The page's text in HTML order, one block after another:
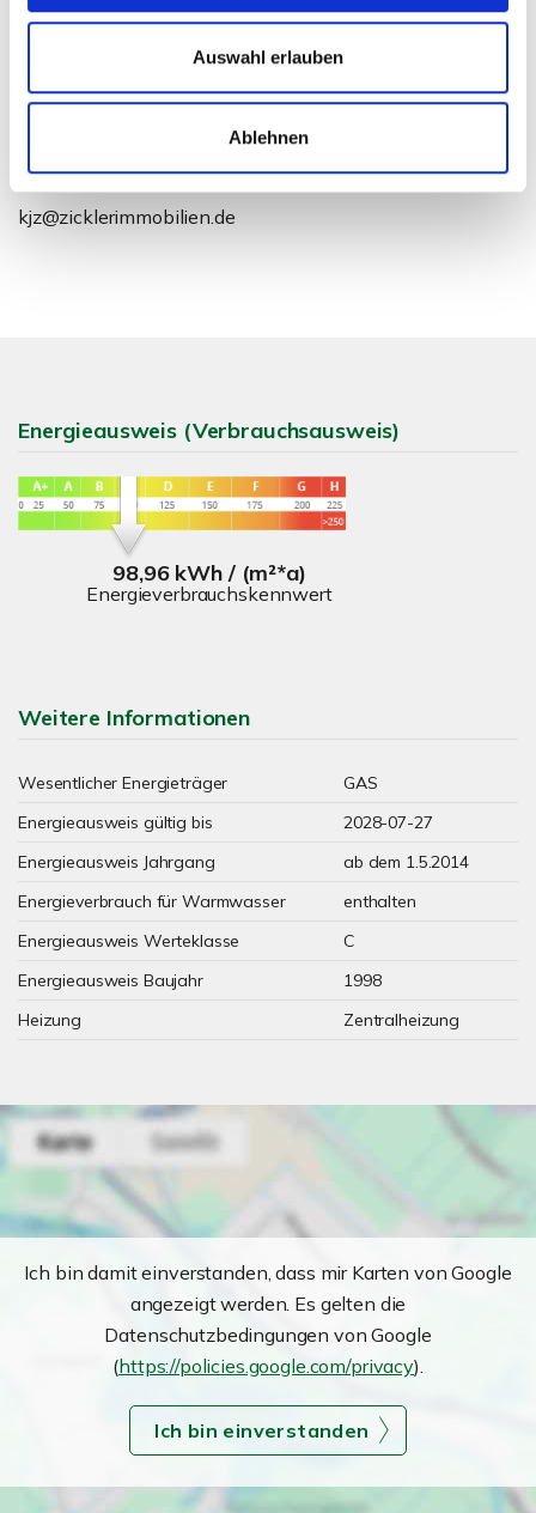
Auswahl erlauben
Ablehnen
Herr Klaus-Jürgen Zickler
Telefax: 00497121164444
kjz@zicklerimmobilien.de
Energieausweis (Verbrauchsausweis)
98,96 kWh / (m²*a)
Energieverbrauchskennwert
Weitere Informationen
Wesentlicher Energieträger
GAS
Energieausweis gültig bis
2028-07-27
Energieausweis Jahrgang
ab dem 1.5.2014
Energieverbrauch für Warmwasser
enthalten
Energieausweis Werteklasse
C
Energieausweis Baujahr
1998
Heizung
Zentralheizung
Ich bin damit einverstanden, dass mir Karten von Google
angezeigt werden. Es gelten die
Datenschutzbedingungen von Google
(https://policies.google.com/privacy).
Ich bin einverstanden